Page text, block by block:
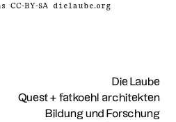
CC-BY-SA dielaube.org
Die Laube
Quest + fatkoehl architekten
Bildung und Forschung